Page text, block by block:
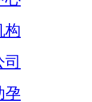
构
孕